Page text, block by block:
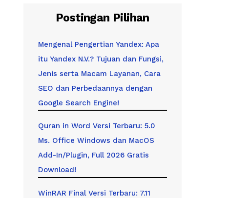
Postingan Pilihan
Mengenal Pengertian Yandex: Apa
itu Yandex N.V.? Tujuan dan Fungsi,
Jenis serta Macam Layanan, Cara
SEO dan Perbedaannya dengan
Google Search Engine!
Quran in Word Versi Terbaru: 5.0
Ms. Office Windows dan MacOS
Add-In/Plugin, Full 2026 Gratis
Download!
WinRAR Final Versi Terbaru: 7.11